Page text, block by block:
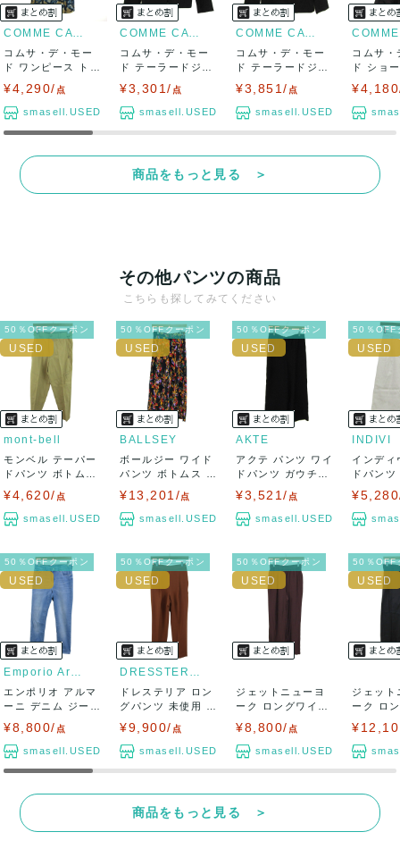
COMME CA DU MODE
コムサ・デ・モー
ド ワンピース トッ
プス ノースリ...
¥4,290/ 点
smasell.USED
COMME CA DU MODE
コムサ・デ・モー
ド テーラードジャ
ケット アウター...
¥3,301/ 点
smasell.USED
COMME CA DU MODE
コムサ・デ・モー
ド テーラードジャ
ケット アウター...
¥3,851/ 点
smasell.USED
コムサ・
ド ショ
スタン
商品をもっと見る ＞
その他パンツの商品
こちらも探してみてください
50％OFFクーポン
mont-bell
モンベル テーパー
ドパンツ ボトムス
¥4,620/ 点
smasell.USED
50％OFFクーポン
BALLSEY
ボールジー ワイド
パンツ ボトムス 総
¥13,201/点
smasell.USED
50％OFFクーポン
AKTE
アクテ パンツ ワイ
ドパンツ ガウチョ
¥3,521/ 点
smasell.USED
50％OFF
INDIVI
インディ
ドパン
50％OFFクーポン
エンポリオ アルマ
ーニ デニム ジーン
¥8,800/ 点
smasell.USED
50％OFFクーポン
ドレステリア ロン
グパンツ 未使用 テ
¥9,900/ 点
smasell.USED
50％OFFクーポン
ジェットニューヨ
ーク ロングワイド
¥8,800/ 点
smasell.USED
50％OFF
ジェット
ーク ロ
商品をもっと見る ＞